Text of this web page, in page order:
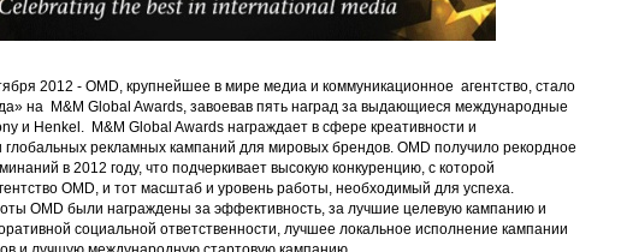
2012 - OMD, крупнейшее в мире медиа и коммуникационное агентство, стало
на M&M Global Awards, завоевав пять наград за выдающиеся международные
и Henkel. M&M Global Awards награждает в сфере креативности и
рекламных кампаний для мировых брендов. OMD получило рекордное
в 2012 году, что подчеркивает высокую конкуренцию, с которой
OMD, и тот масштаб и уровень работы, необходимый для успеха.
OMD были награждены за эффективность, за лучшие целевую кампанию и
социальной ответственности, лучшее локальное исполнение кампании